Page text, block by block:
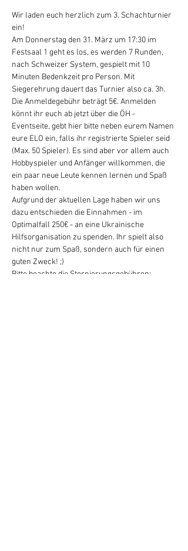
Wir laden euch herzlich zum 3. Schachturnier
ein!
Am Donnerstag den 31. März um 17:30 im
Festsaal 1 geht es los, es werden 7 Runden,
nach Schweizer System, gespielt mit 10
Minuten Bedenkzeit pro Person. Mit
Siegerehrung dauert das Turnier also ca. 3h.
Die Anmeldegebühr beträgt 5€. Anmelden
könnt ihr euch ab jetzt über die ÖH -
Eventseite, gebt hier bitte neben eurem Namen
eure ELO ein, falls ihr registrierte Spieler seid
(Max. 50 Spieler). Es sind aber vor allem auch
Hobbyspieler und Anfänger willkommen, die
ein paar neue Leute kennen lernen und Spaß
haben wollen.
Aufgrund der aktuellen Lage haben wir uns
dazu entschieden die Einnahmen - im
Optimalfall 250€ - an eine Ukrainische
Hilfsorganisation zu spenden. Ihr spielt also
nicht nur zum Spaß, sondern auch für einen
guten Zweck! ;)
Bitte beachte die Stornierungsgebühren: